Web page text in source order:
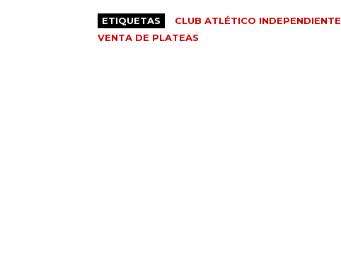
ETIQUETAS CLUB ATLÉTICO INDEPENDIENTE
VENTA DE PLATEAS